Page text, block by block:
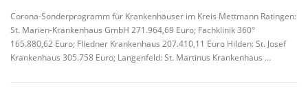
Corona-Sonderprogramm für Krankenhäuser im Kreis Mettmann Ratingen:
St. Marien-Krankenhaus GmbH 271.964,69 Euro; Fachklinik 360°
165.880,62 Euro; Fliedner Krankenhaus 207.410,11 Euro Hilden: St. Josef
Krankenhaus 305.758 Euro; Langenfeld: St. Martinus Krankenhaus …